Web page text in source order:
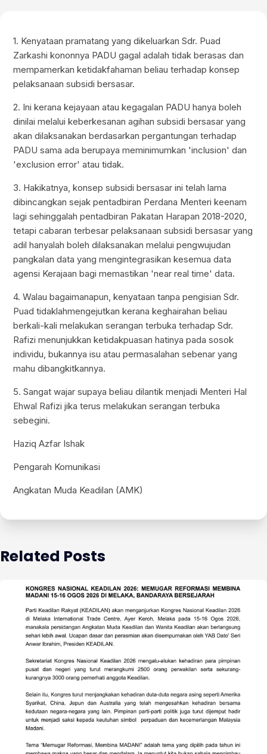
1. Kenyataan pramatang yang dikeluarkan Sdr. Puad
Zarkashi kononnya PADU gagal adalah tidak berasas dan
mempamerkan ketidakfahaman beliau terhadap konsep
pelaksanaan subsidi bersasar.
2. Ini kerana kejayaan atau kegagalan PADU hanya boleh
dinilai melalui keberkesanan agihan subsidi bersasar yang
akan dilaksanakan berdasarkan pergantungan terhadap
PADU sama ada berupaya meminimumkan 'inclusion' dan
'exclusion error' atau tidak.
3. Hakikatnya, konsep subsidi bersasar ini telah lama
dibincangkan sejak pentadbiran Perdana Menteri keenam
lagi sehinggalah pentadbiran Pakatan Harapan 2018-2020,
tetapi cabaran terbesar pelaksanaan subsidi bersasar yang
adil hanyalah boleh dilaksanakan melalui pengwujudan
pangkalan data yang mengintegrasikan kesemua data
agensi Kerajaan bagi memastikan 'near real time' data.
4. Walau bagaimanapun, kenyataan tanpa pengisian Sdr.
Puad tidaklahmengejutkan kerana keghairahan beliau
berkali-kali melakukan serangan terbuka terhadap Sdr.
Rafizi menunjukkan ketidakpuasan hatinya pada sosok
individu, bukannya isu atau permasalahan sebenar yang
mahu dibangkitkannya.
5. Sangat wajar supaya beliau dilantik menjadi Menteri Hal
Ehwal Rafizi jika terus melakukan serangan terbuka
sebegini.
Haziq Azfar Ishak
Pengarah Komunikasi
Angkatan Muda Keadilan (AMK)
Related Posts